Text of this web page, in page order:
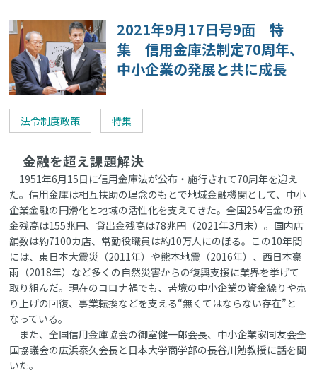
2021年9月17日号9面 特
集 信用金庫法制定70周年、
中小企業の発展と共に成長
法令制度政策 特集
金融を超え課題解決
1951年6月15日に信用金庫法が公布・施行されて70周年を迎え
た。信用金庫は相互扶助の理念のもとで地域金融機関として、中小
企業金融の円滑化と地域の活性化を支えてきた。全国254信金の預
金残高は155兆円、貸出金残高は78兆円（2021年3月末）。国内店
舗数は約7100カ店、常勤役職員は約10万人にのぼる。この10年間
には、東日本大震災（2011年）や熊本地震（2016年）、西日本豪
雨（2018年）など多くの自然災害からの復興支援に業界を挙げて
取り組んだ。現在のコロナ禍でも、苦境の中小企業の資金繰りや売
り上げの回復、事業転換などを支える“無くてはならない存在”と
なっている。
また、全国信用金庫協会の御室健一郎会長、中小企業家同友会全
国協議会の広浜泰久会長と日本大学商学部の長谷川勉教授に話を聞
いた。